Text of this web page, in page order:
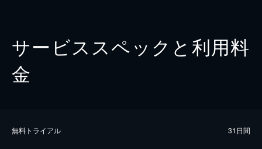
サービススペックと利用料
金
無料トライアル 31日間